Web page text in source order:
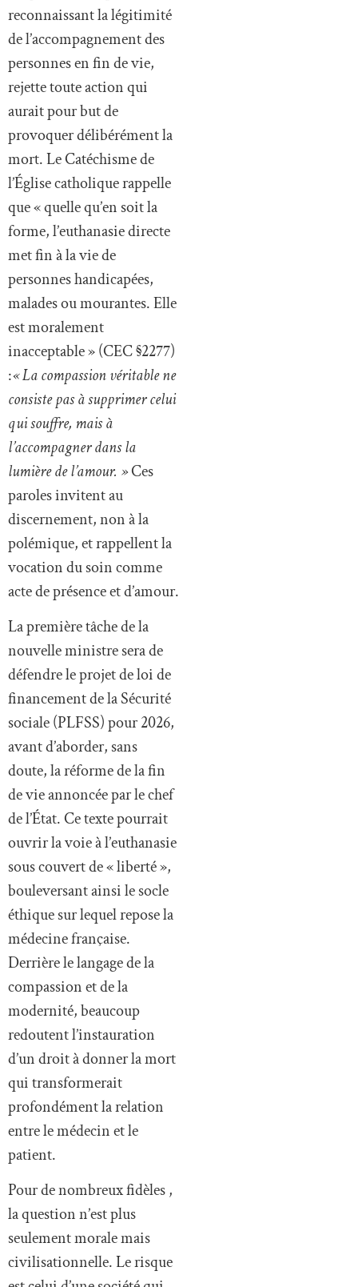
reconnaissant la légitimité
de l’accompagnement des
personnes en fin de vie,
rejette toute action qui
aurait pour but de
provoquer délibérément la
mort. Le Catéchisme de
l’Église catholique rappelle
que « quelle qu’en soit la
forme, l’euthanasie directe
met fin à la vie de
personnes handicapées,
malades ou mourantes. Elle
est moralement
inacceptable » (CEC §2277)
:« La compassion véritable ne
consiste pas à supprimer celui
qui souffre, mais à
l’accompagner dans la
lumière de l’amour. »Ces
paroles invitent au
discernement, non à la
polémique, et rappellent la
vocation du soin comme
acte de présence et d’amour.
La première tâche de la
nouvelle ministre sera de
défendre le projet de loi de
financement de la Sécurité
sociale (PLFSS) pour 2026,
avant d’aborder, sans
doute, la réforme de la fin
de vie annoncée par le chef
de l’État. Ce texte pourrait
ouvrir la voie à l’euthanasie
sous couvert de « liberté »,
bouleversant ainsi le socle
éthique sur lequel repose la
médecine française.
Derrière le langage de la
compassion et de la
modernité, beaucoup
redoutent l’instauration
d’un droit à donner la mort
qui transformerait
profondément la relation
entre le médecin et le
patient.
Pour de nombreux fidèles ,
la question n’est plus
seulement morale mais
civilisationnelle. Le risque